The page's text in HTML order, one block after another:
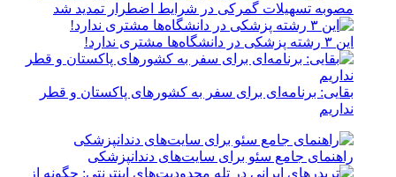
مصوبه تسهیلات گمرکی در شرایط اضطرار تمدید شد
این ۳ رشته پزشکی در دانشگاه‌ها مشتری ندارد!
بقایی: برنامه‌ای برای سفر به کشورهای پاکستان و قطر
نداریم
راهنمای جامع سئو برای سایت‌های دندانپزشکی